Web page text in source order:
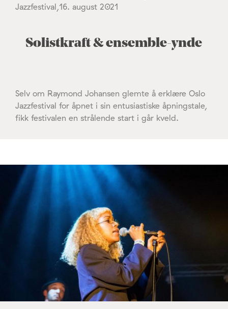
Jazzfestival,16. august 2021
Solistkraft & ensemble-ynde
Selv om Raymond Johansen glemte å erklære Oslo
Jazzfestival for åpnet i sin entusiastiske åpningstale,
fikk festivalen en strålende start i går kveld.